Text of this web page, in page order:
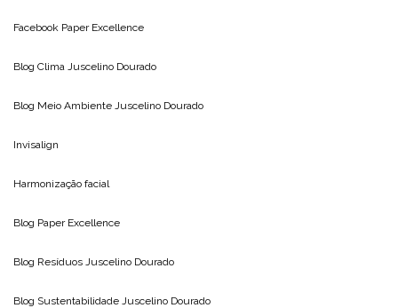
Facebook Paper Excellence
Blog Clima Juscelino Dourado
Blog Meio Ambiente Juscelino Dourado
Invisalign
Harmonização facial
Blog Paper Excellence
Blog Resíduos Juscelino Dourado
Blog Sustentabilidade Juscelino Dourado